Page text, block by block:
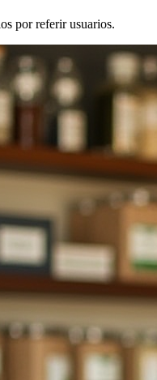
por referir usuarios.